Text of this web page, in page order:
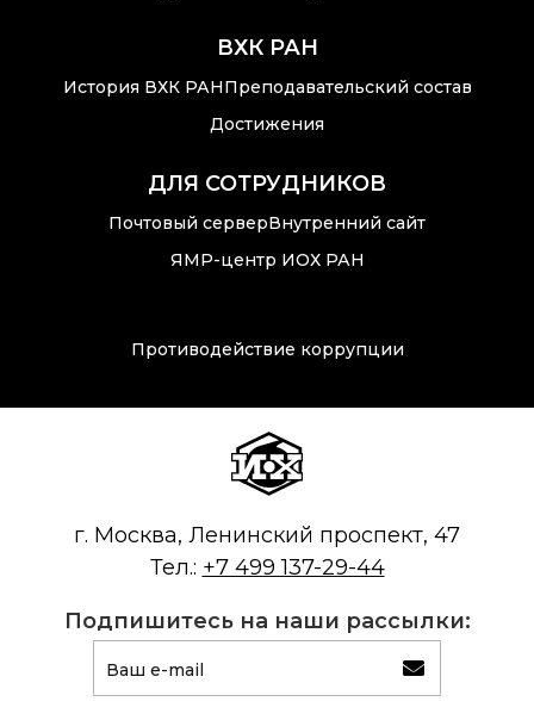
ВХК РАН
История ВХК РАНПреподавательский состав
Достижения
ДЛЯ СОТРУДНИКОВ
Почтовый серверВнутренний сайт
ЯМР-центр ИОХ РАН
Противодействие коррупции
г. Москва, Ленинский проспект, 47
Тел.: +7 499 137-29-44
Подпишитесь на наши рассылки: